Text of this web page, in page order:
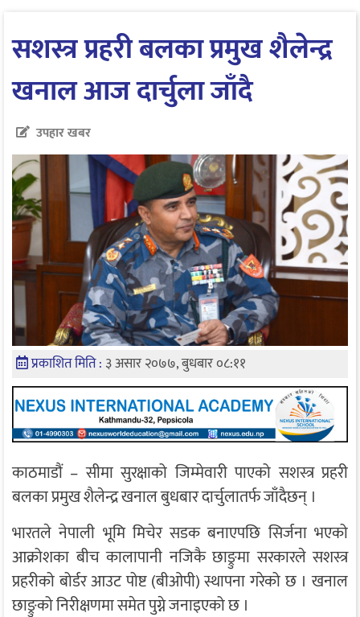
सशस्त्र प्रहरी बलका प्रमुख शैलेन्द्र
खनाल आज दार्चुला जाँदै
उपहार खबर
प्रकाशित मिति : ३ असार २०७७, बुधबार ०८:११
काठमाडौं – सीमा सुरक्षाको जिम्मेवारी पाएको सशस्त्र प्रहरी
बलका प्रमुख शैलेन्द्र खनाल बुधबार दार्चुलातर्फ जाँदैछन् ।
भारतले नेपाली भूमि मिचेर सडक बनाएपछि सिर्जना भएको
आक्रोशका बीच कालापानी नजिकै छाङ्रुमा सरकारले सशस्त्र
प्रहरीको बोर्डर आउट पोष्ट (बीओपी) स्थापना गरेको छ । खनाल
छाङ्रुको निरीक्षणमा समेत पुग्ने जनाइएको छ ।